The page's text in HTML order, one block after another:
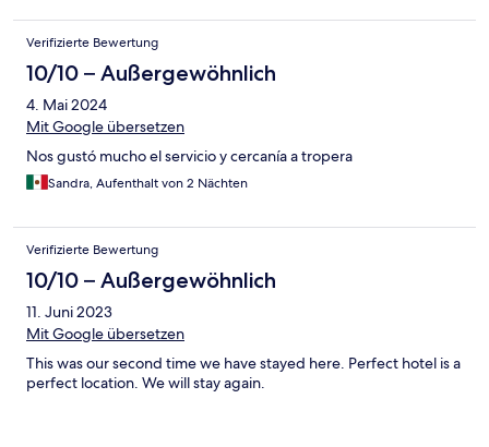
Verifizierte Bewertung
10/10 – Außergewöhnlich
4. Mai 2024
Mit Google übersetzen
Nos gustó mucho el servicio y cercanía a tropera
Sandra, Aufenthalt von 2 Nächten
Verifizierte Bewertung
10/10 – Außergewöhnlich
11. Juni 2023
Mit Google übersetzen
This was our second time we have stayed here. Perfect hotel is a
perfect location. We will stay again.